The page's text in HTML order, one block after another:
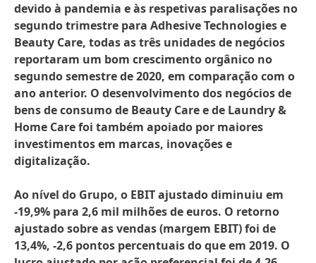
devido à pandemia e às respetivas paralisações no
segundo trimestre para Adhesive Technologies e
Beauty Care, todas as três unidades de negócios
reportaram um bom crescimento orgânico no
segundo semestre de 2020, em comparação com o
ano anterior. O desenvolvimento dos negócios de
bens de consumo de Beauty Care e de Laundry &
Home Care foi também apoiado por maiores
investimentos em marcas, inovações e
digitalização.
Ao nível do Grupo, o EBIT ajustado diminuiu em
-19,9% para 2,6 mil milhões de euros. O retorno
ajustado sobre as vendas(margem EBIT) foi de
13,4%, -2,6 pontos percentuais do que em 2019. O